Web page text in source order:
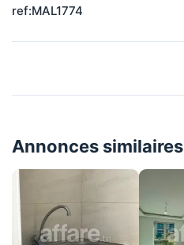
ref:MAL1774
Annonces similaires